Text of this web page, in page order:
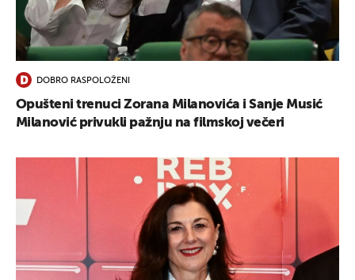
DOBRO RASPOLOŽENI
Opušteni trenuci Zorana Milanovića i Sanje Musić
Milanović privukli pažnju na filmskoj večeri
UKLJUČITE NOTIFIKACIJE